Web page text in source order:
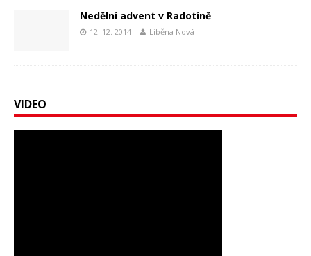
Nedělní advent v Radotíně
12. 12. 2014 Liběna Nová
VIDEO